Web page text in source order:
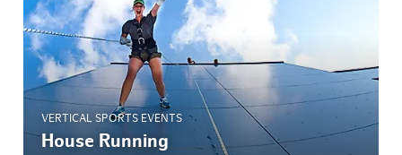
VERTICAL SPORTS EVENTS
House Running